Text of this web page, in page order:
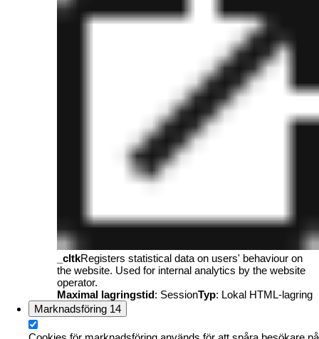
_cltkRegisters statistical data on users' behaviour on
the website. Used for internal analytics by the website
operator.
Maximal lagringstid: SessionTyp: Lokal HTML-lagring
Marknadsföring 14